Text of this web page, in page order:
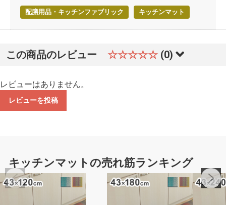
配膳用品・キッチンファブリック キッチンマット
この商品のレビュー ☆☆☆☆☆ (0)
レビューはありません。
レビューを投稿
キッチンマットの売れ筋ランキング